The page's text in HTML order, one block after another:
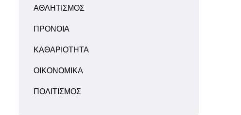
ΑΘΛΗΤΙΣΜΟΣ
ΠΡΟΝΟΙΑ
ΚΑΘΑΡΙΟΤΗΤΑ
ΟΙΚΟΝΟΜΙΚΑ
ΠΟΛΙΤΙΣΜΟΣ